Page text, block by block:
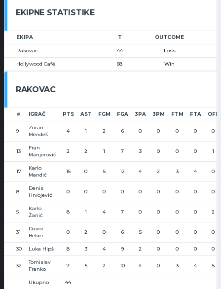
EKIPNE STATISTIKE
EKIPA T OUTCOME
Rakovac 44 Loss
Hollywood Café 68 Win
RAKOVAC
# IGRAČ PTS AST FGM FGA 3PA 3PM FTM FTA OFF
9
Zoran
Mendeš
4 1 2 6 0 0 0 0 0
13
Fran
Manjerović
2 2 1 7 3 0 0 0 1
17
Karlo
Mandić
15 0 5 12 4 2 3 4 0
8
Denis
Hrvojević
0 0 0 0 0 0 0 0 0
5
Karlo
Žanić
8 1 4 7 0 0 0 0 2
31
Davor
Beber
0 2 0 6 5 0 0 0 0
30 Luka Hipš 8 3 4 9 2 0 0 0 0
32
Tomislav
Franko
7 5 2 10 4 0 3 4 5
Ukupno 44